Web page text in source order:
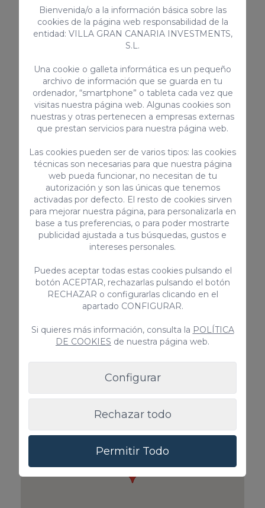
Plancha / Tabla de planchar
Horno
Congelador
Televisión por cable/satélite
Microondas
Smart Tv con acceso a Internet
Vitrocerámica
> VER TODOS
Servicios complementarios
Cuna & Trona Mascota
Bienvenida/o a la información básica sobre las
cookies de la página web responsabilidad de la
entidad: VILLA GRAN CANARIA INVESTMENTS,
S.L.
Una cookie o galleta informática es un pequeño
archivo de información que se guarda en tu
ordenador, “smartphone” o tableta cada vez que
visitas nuestra página web. Algunas cookies son
nuestras y otras pertenecen a empresas externas
que prestan servicios para nuestra página web.
Las cookies pueden ser de varios tipos: las cookies
técnicas son necesarias para que nuestra página
web pueda funcionar, no necesitan de tu
autorización y son las únicas que tenemos
activadas por defecto. El resto de cookies sirven
para mejorar nuestra página, para personalizarla en
base a tus preferencias, o para poder mostrarte
publicidad ajustada a tus búsquedas, gustos e
intereses personales.
Puedes aceptar todas estas cookies pulsando el
botón ACEPTAR, rechazarlas pulsando el botón
RECHAZAR o configurarlas clicando en el
apartado CONFIGURAR.
Si quieres más información, consulta la POLÍTICA
DE COOKIES de nuestra página web.
Configurar
Rechazar todo
Permitir Todo